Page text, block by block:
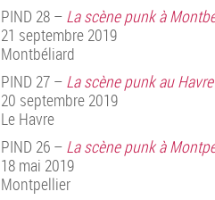
PIND 28 – La scène punk à
21 septembre 2019
Montbéliard
PIND 27 – La scène punk au
20 septembre 2019
Le Havre
PIND 26 – La scène punk à
18 mai 2019
Montpellier